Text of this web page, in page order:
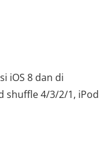
iOS 8 dan di
shuffle 4/3/2/1, iPod